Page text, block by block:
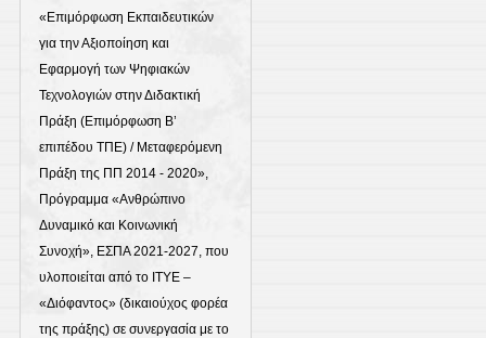
«Επιμόρφωση Εκπαιδευτικών
για την Αξιοποίηση και
Εφαρμογή των Ψηφιακών
Τεχνολογιών στην Διδακτική
Πράξη (Επιμόρφωση Β’
επιπέδου ΤΠΕ) / Μεταφερόμενη
Πράξη της ΠΠ 2014 - 2020»,
Πρόγραμμα «Ανθρώπινο
Δυναμικό και Κοινωνική
Συνοχή», ΕΣΠΑ 2021-2027, που
υλοποιείται από το ΙΤΥΕ –
«Διόφαντος» (δικαιούχος φορέα
της πράξης) σε συνεργασία με το